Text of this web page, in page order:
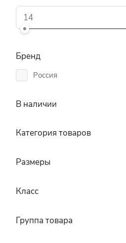
Бренд
Россия
В наличии
Категория товаров
Размеры
Класс
Группа товара